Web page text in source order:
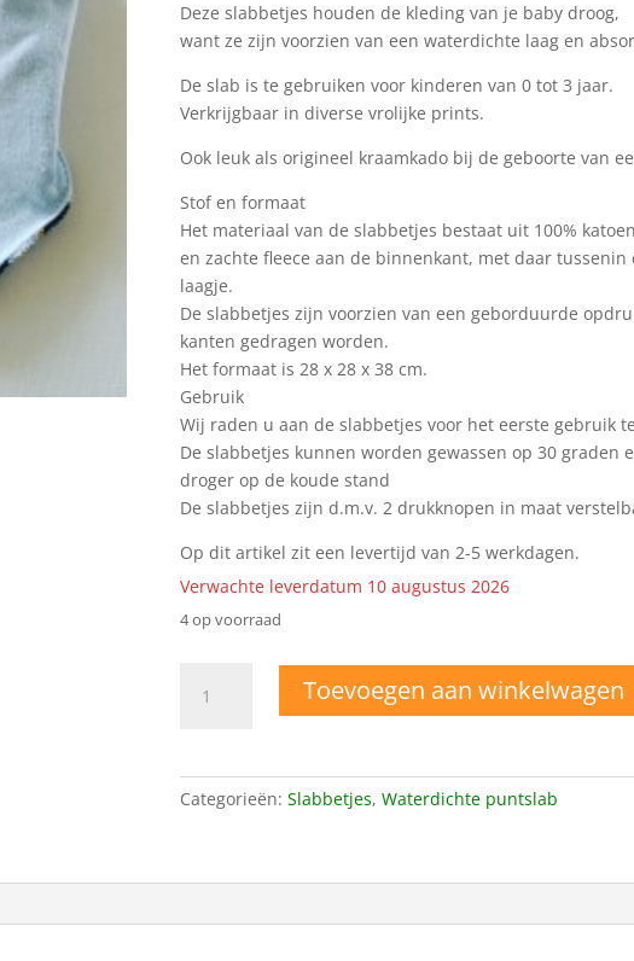
Deze slabbetjes houden de kleding van je baby droog,
want ze zijn voorzien van een waterdichte laag en
De slab is te gebruiken voor kinderen van 0 tot 3 jaar.
Verkrijgbaar in diverse vrolijke prints.
Ook leuk als origineel kraamkado bij de geboorte van
Stof en formaat
Het materiaal van de slabbetjes bestaat uit 100%
en zachte fleece aan de binnenkant, met daar
laagje.
De slabbetjes zijn voorzien van een geborduurde
kanten gedragen worden.
Het formaat is 28 x 28 x 38 cm.
Gebruik
Wij raden u aan de slabbetjes voor het eerste gebruik
De slabbetjes kunnen worden gewassen op 30 graden
droger op de koude stand
De slabbetjes zijn d.m.v. 2 drukknopen in maat
Op dit artikel zit een levertijd van 2-5 werkdagen.
Verwachte leverdatum 10 augustus 2026
4 op voorraad
aapjes
Toevoegen aan winkelwagen
Categorieën: Slabbetjes, Waterdichte puntslab